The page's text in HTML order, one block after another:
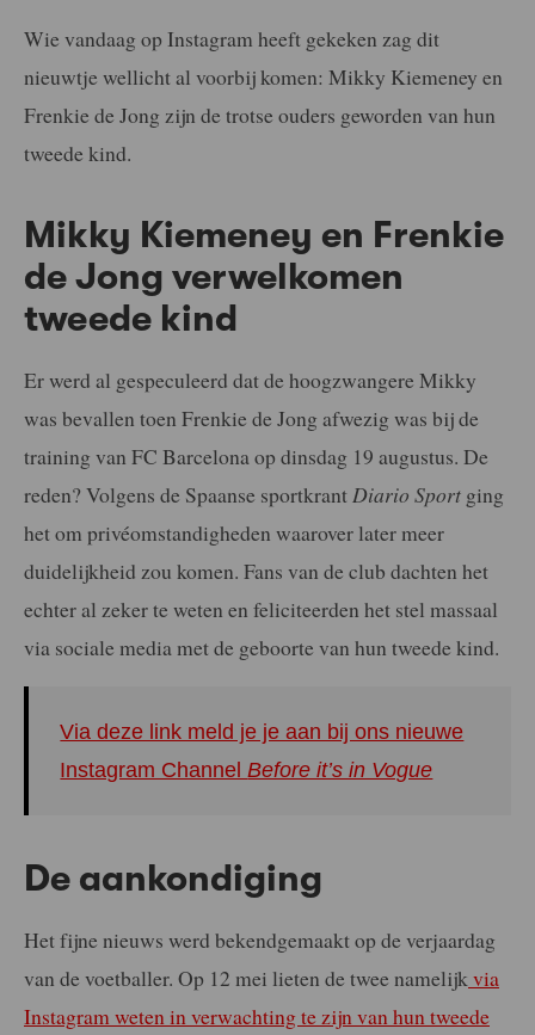
Wie vandaag op Instagram heeft gekeken zag dit
nieuwtje wellicht al voorbij komen: Mikky Kiemeney en
Frenkie de Jong zijn de trotse ouders geworden van hun
tweede kind.
Mikky Kiemeney en Frenkie
de Jong verwelkomen
tweede kind
Er werd al gespeculeerd dat de hoogzwangere Mikky
was bevallen toen Frenkie de Jong afwezig was bij de
training van FC Barcelona op dinsdag 19 augustus. De
reden? Volgens de Spaanse sportkrant Diario Sport ging
het om privéomstandigheden waarover later meer
duidelijkheid zou komen. Fans van de club dachten het
echter al zeker te weten en feliciteerden het stel massaal
via sociale media met de geboorte van hun tweede kind.
Via deze link meld je je aan bij ons nieuwe
Instagram ChannelBefore it’s in Vogue
De aankondiging
Het fijne nieuws werd bekendgemaakt op de verjaardag
van de voetballer. Op 12 mei lieten de twee namelijkvia
Instagram weten in verwachting te zijn van hun tweede